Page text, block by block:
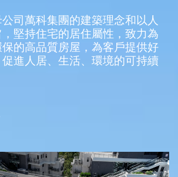
司萬科集團的建築理念和以人
堅持住宅的居住屬性，致力為
的高品質房屋，為客戶提供好
進人居、生活、環境的可持續